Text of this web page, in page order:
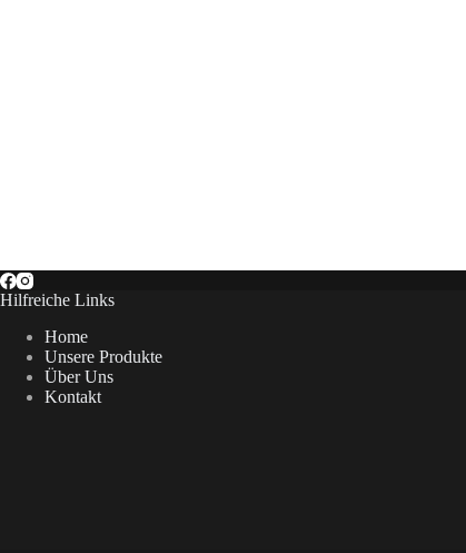
Hilfreiche Links
Home
Unsere Produkte
Über Uns
Kontakt